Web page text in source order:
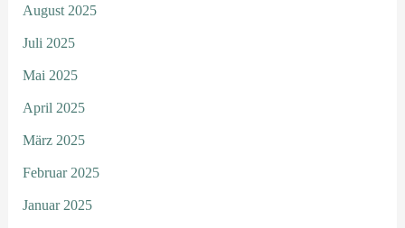
August 2025
Juli 2025
Mai 2025
April 2025
März 2025
Februar 2025
Januar 2025